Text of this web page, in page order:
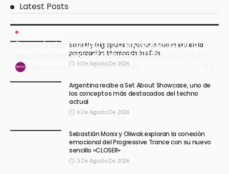
Latest Posts
De productor multiplatino a protagonista de la
escena electrónica: el nuevo capítulo de LUKE LIES
Martin Meneses 7 De Agosto De 2026
Save My Gig apuesta por una nueva era en la
preparación técnica de los DJs
6 De Agosto De 2026
Argentina recibe a Set About Showcase, uno de
los conceptos más destacados del techno
actual
6 De Agosto De 2026
Sebastián Morxx y Oliwak exploran la conexión
emocional del Progressive Trance con su nuevo
sencillo «CLOSER»
5 De Agosto De 2026